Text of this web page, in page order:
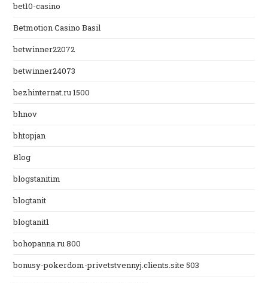
bet10-casino
Betmotion Casino Basil
betwinner22072
betwinner24073
bezhinternat.ru 1500
bhnov
bhtopjan
Blog
blogstanitim
blogtanit
blogtanit1
bohopanna.ru 800
bonusy-pokerdom-privetstvennyj.clients.site 503